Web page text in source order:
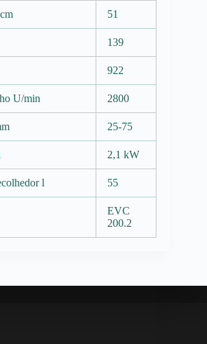
51
139
922
U/min 2800
25-75
2,1 kW
l 55
EVC
200.2